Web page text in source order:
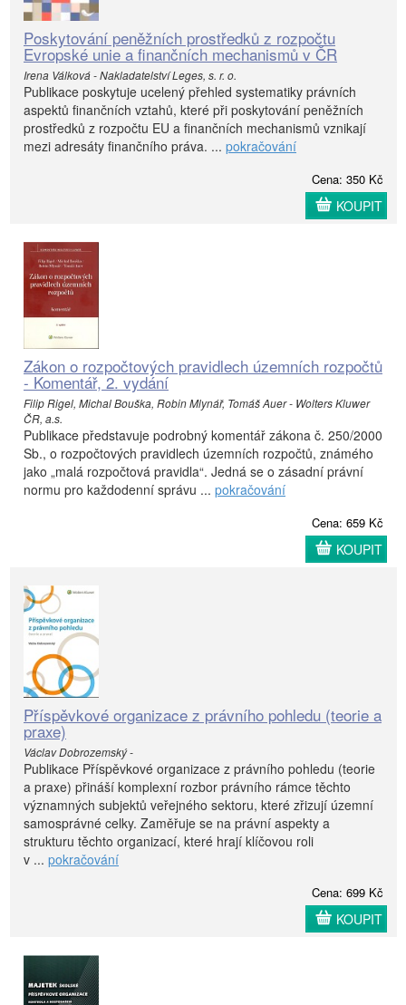
Poskytování peněžních prostředků z rozpočtu
Evropské unie a finančních mechanismů v ČR
Irena Válková - Nakladatelství Leges, s. r. o.
Publikace poskytuje ucelený přehled systematiky právních
aspektů finančních vztahů, které při poskytování peněžních
prostředků z rozpočtu EU a finančních mechanismů vznikají
mezi adresáty finančního práva. ... pokračování
Cena: 350 Kč
KOUPIT
Zákon o rozpočtových pravidlech územních rozpočtů
- Komentář, 2. vydání
Filip Rigel, Michal Bouška, Robin Mlynář, Tomáš Auer - Wolters Kluwer
ČR, a.s.
Publikace představuje podrobný komentář zákona č. 250/2000
Sb., o rozpočtových pravidlech územních rozpočtů, známého
jako „malá rozpočtová pravidla“. Jedná se o zásadní právní
normu pro každodenní správu ... pokračování
Cena: 659 Kč
KOUPIT
Příspěvkové organizace z právního pohledu (teorie a
praxe)
Václav Dobrozemský -
Publikace Příspěvkové organizace z právního pohledu (teorie
a praxe) přináší komplexní rozbor právního rámce těchto
významných subjektů veřejného sektoru, které zřizují územní
samosprávné celky. Zaměřuje se na právní aspekty a
strukturu těchto organizací, které hrají klíčovou roli
v ... pokračování
Cena: 699 Kč
KOUPIT